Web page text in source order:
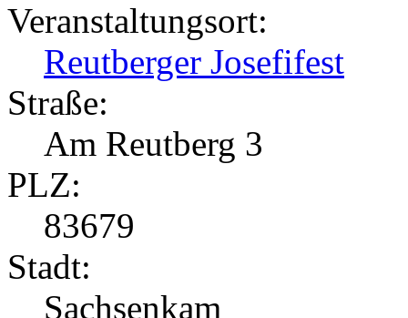
Veranstaltungsort:
Reutberger Josefifest
Straße:
Am Reutberg 3
PLZ:
83679
Stadt:
Sachsenkam